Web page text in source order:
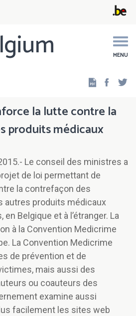
MENU
la lutte contre la
produits médicaux
Le conseil des ministres a
de loi permettant de
la contrefaçon des
autres produits médicaux
Belgique et à l’étranger. La
à la Convention Medicrime
La Convention Medicrime
de prévention et de
mais aussi des
ou coauteurs des
examine aussi
facilement les sites web